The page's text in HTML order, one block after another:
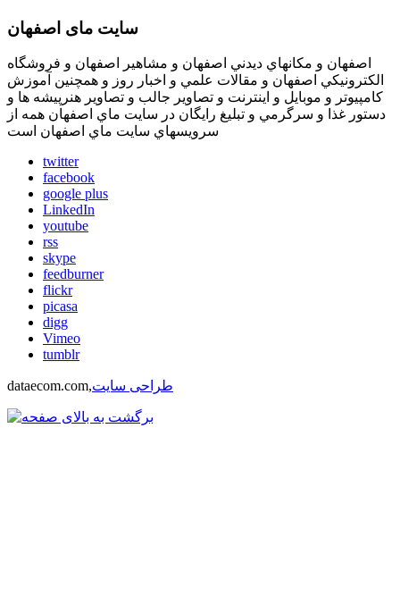
سایت مای اصفهان
اصفهان و مكانهاي ديدني اصفهان و مشاهير اصفهان و فروشگاه
الكترونيكي اصفهان و مقالات علمي و اخبار روز و همچنين آموزش
كامپيوتر و موبايل و اينترنت و تصاوير جالب و تصاوير هنرپيشه ها و
دستور غذا و سرگرمي و تبليغ رايگان در سايت ماي اصفهان همه از
سرويسهاي سايت ماي اصفهان است
twitter
facebook
google plus
LinkedIn
youtube
rss
skype
feedburner
flickr
picasa
digg
Vimeo
tumblr
dataecom.com,طراحی سایت